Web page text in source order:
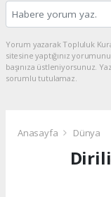
Yorum yazarak Topluluk
sitesine yaptığınız
başınıza üstleniyorsunuz.
sorumlu tutulamaz.
Anasayfa Dünya